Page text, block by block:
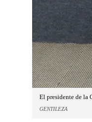
El presidente de la
GENTILEZA